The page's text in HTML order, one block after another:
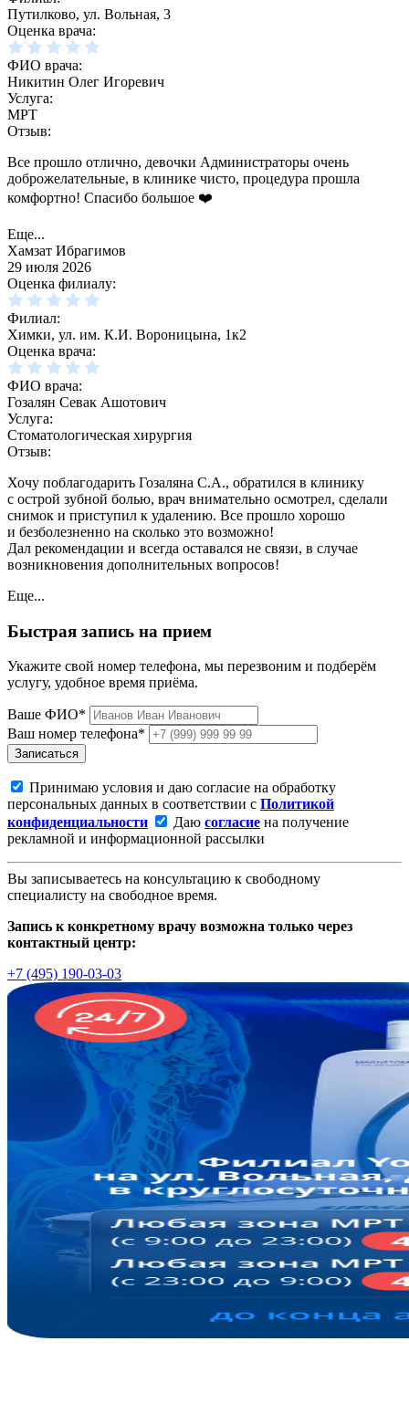
Путилково, ул. Вольная, 3
Оценка врача:
ФИО врача:
Никитин Олег Игоревич
Услуга:
МРТ
Отзыв:
Все прошло отлично, девочки Администраторы очень
доброжелательные, в клинике чисто, процедура прошла
комфортно! Спасибо большое ❤️
Еще...
Хамзат Ибрагимов
29 июля 2026
Оценка филиалу:
Филиал:
Химки, ул. им. К.И. Вороницына, 1к2
Оценка врача:
ФИО врача:
Гозалян Севак Ашотович
Услуга:
Стоматологическая хирургия
Отзыв:
Хочу поблагодарить Гозаляна С.А., обратился в клинику
с острой зубной болью, врач внимательно осмотрел, сделали
снимок и приступил к удалению. Все прошло хорошо
и безболезненно на сколько это возможно!
Дал рекомендации и всегда оставался не связи, в случае
возникновения дополнительных вопросов!
Еще...
Быстрая запись на прием
Укажите свой номер телефона, мы перезвоним и подберём
услугу, удобное время приёма.
Ваше ФИО*
Ваш номер телефона*
Записаться
Принимаю условия и даю согласие на обработку
персональных данных в соответствии с Политикой
конфиденциальности
Даю согласие на получение
рекламной и информационной рассылки
Вы записываетесь на консультацию к свободному
специалисту на свободное время.
Запись к конкретному врачу возможна только через
контактный центр:
+7 (495) 190-03-03